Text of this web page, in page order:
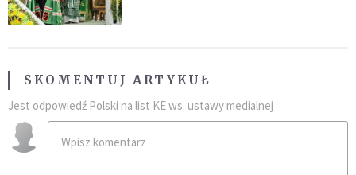
SKOMENTUJ ARTYKUŁ
Jest odpowiedź Polski na list KE ws. ustawy medialnej